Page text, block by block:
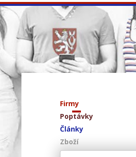
Firmy
Poptávky
Články
Zboží